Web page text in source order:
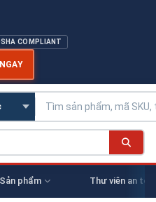
COMPLIANT
Sản phẩm Thư viên an